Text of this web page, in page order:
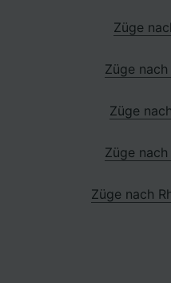
Züge
Züge
Züge
Züge
Züge nach